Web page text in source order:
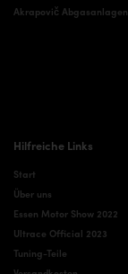
Akrapovič Abgasanlagen
Hilfreiche Links
Start
Über uns
Essen Motor Show 2022
Ultrace Official 2023
Tuning-Teile